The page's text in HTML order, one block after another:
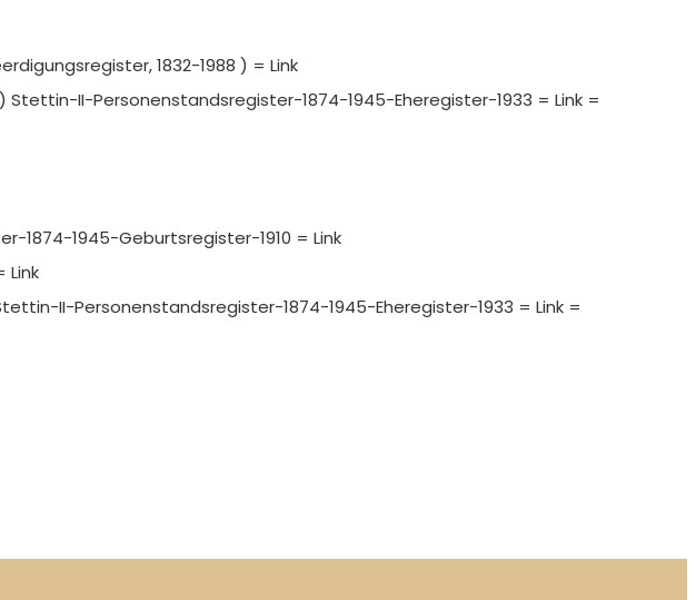
1832-1988 ) = Link
Stettin-II-Personenstandsregister-1874-1945-Eheregister-1933 = Link =
1874-1945-Geburtsregister-1910 = Link
Link
II-Personenstandsregister-1874-1945-Eheregister-1933 = Link =